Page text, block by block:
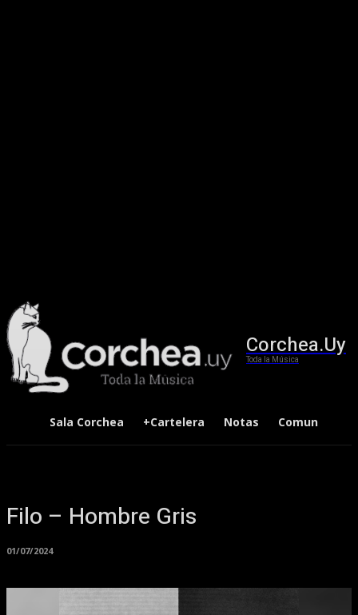
Corchea.Uy
Toda la Música
Sala Corchea +Cartelera Notas Comunidad
Filo – Hombre Gris
01/07/2024